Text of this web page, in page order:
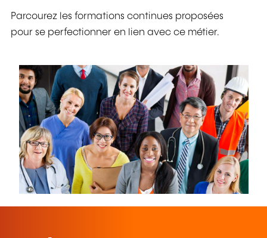
Parcourez les formations continues proposées
pour se perfectionner en lien avec ce métier.